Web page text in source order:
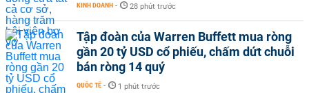
KINH DOANH - 28 phút trước
Tập đoàn của Warren Buffett mua ròng
gần 20 tỷ USD cổ phiếu, chấm dứt chuỗi
bán ròng 14 quý
QUỐC TẾ - 1 phút trước